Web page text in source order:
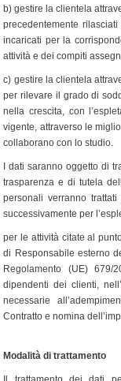
b) gestire la clientela
precedentemente
incaricati per la
attività e dei compiti
c) gestire la clientela
per rilevare il grado di
nella crescita, con
vigente, attraverso le
collaborano con lo studio.
I dati saranno oggetto di
trasparenza e di tutela
personali verranno
successivamente per
per le attività citate al
di Responsabile esterno
Regolamento (UE)
dipendenti dei clienti,
necessarie
Contratto e nomina
Modalità di trattamento